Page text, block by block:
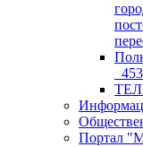
Портал